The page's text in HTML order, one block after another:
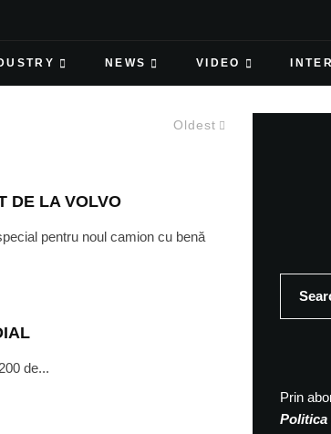
NEWS VIDEO
Oldest
DE LA VOLVO
pentru noul camion cu benă
de...
Prin
Politica